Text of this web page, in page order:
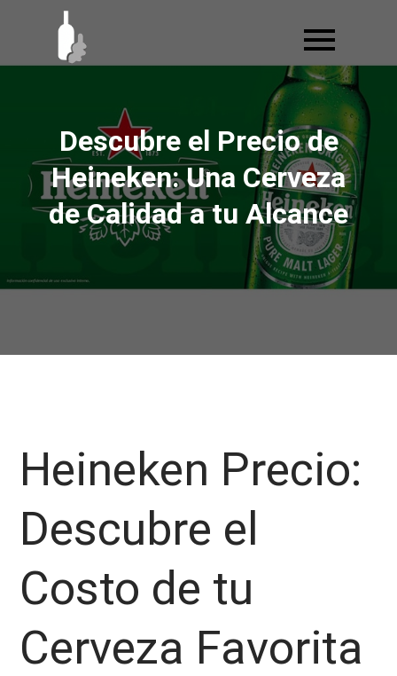
contenido
Descubre el Precio de
Heineken: Una Cerveza
de Calidad a tu Alcance
Heineken Precio:
Descubre el
Costo de tu
Cerveza Favorita